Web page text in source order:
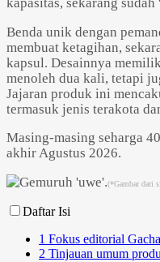
Benda unik dengan
membuat ketagihan,
kapsul. Desainnya
menoleh dua kali, tetapi
Jajaran produk ini
termasuk jenis terakota
Masing-masing seharga
akhir Agustus 2026.
(*Gambar dari
Daftar Isi
1 Fokus editorial
2 Tinjauan umum